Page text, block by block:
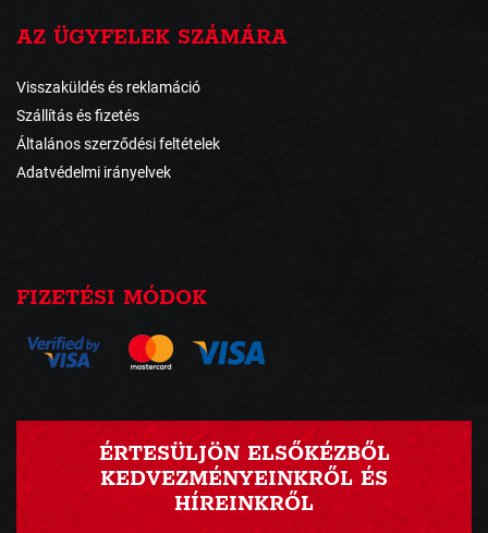
AZ ÜGYFELEK SZÁMÁRA
Visszaküldés és reklamáció
Szállítás és fizetés
Általános szerződési feltételek
Adatvédelmi irányelvek
FIZETÉSI MÓDOK
ÉRTESÜLJÖN ELSŐKÉZBŐL
KEDVEZMÉNYEINKRŐL ÉS
HÍREINKRŐL